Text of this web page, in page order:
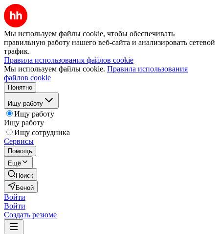
Мы используем файлы cookie, чтобы обеспечивать
правильную работу нашего веб-сайта и анализировать сетевой
трафик.
Правила использования файлов cookie
Мы используем файлы cookie. Правила использования
файлов cookie
Понятно
Ищу работу
Ищу работу
Ищу работу
Ищу сотрудника
Сервисы
Помощь
Ещё
Поиск
Беной
Войти
Войти
Создать резюме